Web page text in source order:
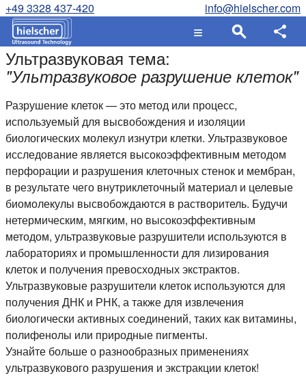
+49 3328 437-420 info@hielscher.com
Ультразвуковая тема:
"Ультразвуковое разрушение клеток"
Разрушение клеток — это метод или процесс,
используемый для высвобождения и изоляции
биологических молекул изнутри клетки. Ультразвуковое
исследование является высокоэффективным методом
перфорации и разрушения клеточных стенок и мембран,
в результате чего внутриклеточный материал и целевые
биомолекулы высвобождаются в растворитель. Будучи
нетермическим, мягким, но высокоэффективным
методом, ультразвуковые разрушители используются в
лабораториях и промышленности для лизирования
клеток и получения превосходных экстрактов.
Ультразвуковые разрушители клеток используются для
получения ДНК и РНК, а также для извлечения
биологически активных соединений, таких как витамины,
полифенолы или природные пигменты.
Узнайте больше о разнообразных применениях
ультразвукового разрушения и экстракции клеток!